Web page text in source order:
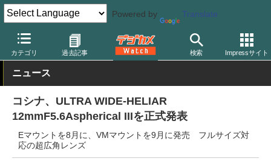
Powered by Translate
カテゴリ 過去記事 検索 Impressサイト
デジカメ Watch レンズ 交換レンズ フォクトレンダー
ニュース
コシナ、ULTRA WIDE-HELIAR
12mmF5.6Aspherical IIIを正式発表
Eマウントを8月に、VMマウントを9月に発売 フルサイズ対
応の超広角レンズ